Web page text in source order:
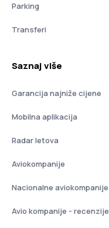
Parking
Transferi
Saznaj više
Garancija najniže cijene
Mobilna aplikacija
Radar letova
Aviokompanije
Nacionalne aviokompanije
Avio kompanije - recenzije